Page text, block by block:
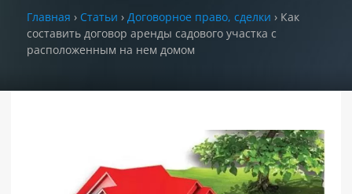
Позвонить нам
Главная › Статьи › Договорное право, сделки › Как
составить договор аренды садового участка с
расположенным на нем домом